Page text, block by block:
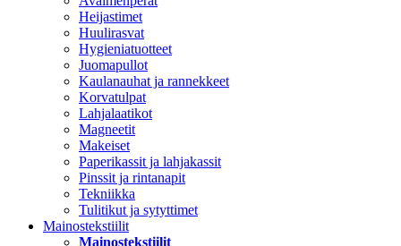
Heijastimet
Huulirasvat
Hygieniatuotteet
Juomapullot
Kaulanauhat ja rannekkeet
Korvatulpat
Lahjalaatikot
Magneetit
Makeiset
Paperikassit ja lahjakassit
Pinssit ja rintanapit
Tekniikka
Tulitikut ja sytyttimet
Mainostekstiilit
Mainostekstiilit